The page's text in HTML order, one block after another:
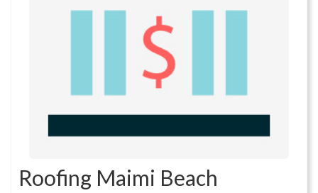
Roofing Maimi Beach